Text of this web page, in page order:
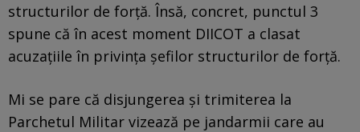
structurilor de forță. Însă, concret, punctul 3
spune că în acest moment DIICOT a clasat
acuzațiile în privința șefilor structurilor de forță.
Mi se pare că disjungerea și trimiterea la
Parchetul Militar vizează pe jandarmii care au